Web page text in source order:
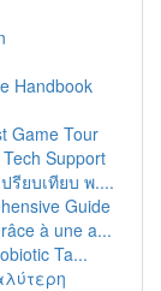
Handbook
Game Tour
Support
รียบเทียบ พ....
Guide
à une a...
Ta...